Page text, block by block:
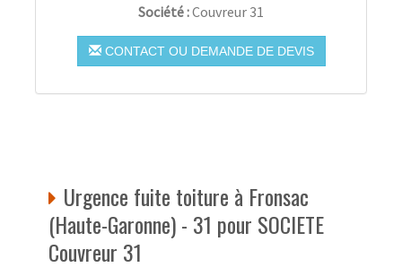
Société :Couvreur 31
CONTACT OU DEMANDE DE DEVIS
Urgence fuite toiture à Fronsac
(Haute-Garonne) - 31 pour SOCIETE
Couvreur 31